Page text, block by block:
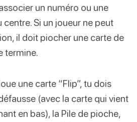
un numéro ou une
centre. Si un joueur ne peut
il doit piocher une carte de
termine.
une carte “Flip”, tu dois
(avec la carte qui vient
en bas), la Pile de pioche,